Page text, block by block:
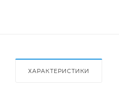
ХАРАКТЕРИСТИКИ